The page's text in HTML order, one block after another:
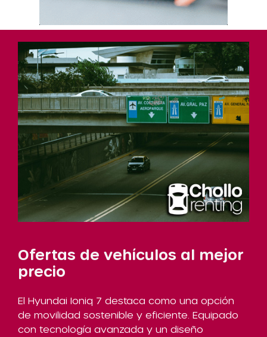
Ofertas de vehículos al mejor
precio
El Hyundai Ioniq 7 destaca como una opción
de movilidad sostenible y eficiente. Equipado
con tecnología avanzada y un diseño